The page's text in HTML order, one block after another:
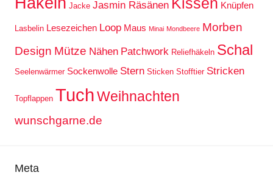
Jacke Jasmin Räsänen Knüpfen
Lasbelin Lesezeichen Loop Maus Minai Mondbeere Morben
Design Mütze Nähen Patchwork Reliefhäkeln Schal
Seelenwärmer Sockenwolle Stern Sticken Stofftier Stricken
Topflappen TuchWeihnachten
wunschgarne.de
Meta